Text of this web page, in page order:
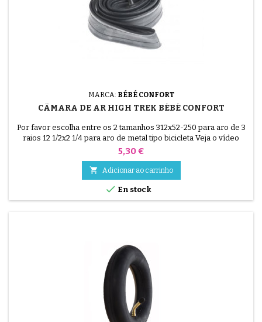
MARCA: BÉBÉ CONFORT
CÂMARA DE AR HIGH TREK BÉBÉ CONFORT
Por favor escolha entre os 2 tamanhos 312x52-250 para aro de 3
raios 12 1/2x2 1/4 para aro de metal tipo bicicleta Veja o vídeo
abaixo para evitar furar o tubo interno durante a montagem.
Vídeo de montagem.
Preço
5,30 €
 Adicionar ao carrinho
 En stock